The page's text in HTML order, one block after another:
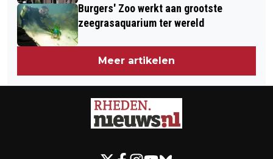
Burgers' Zoo werkt aan grootste
zeegrasaquarium ter wereld
Meer artikelen